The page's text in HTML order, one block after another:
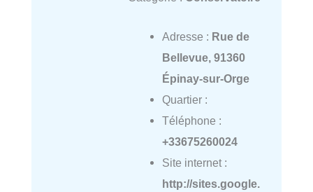
Adresse : Rue de
Bellevue, 91360
Épinay-sur-Orge
Quartier :
Téléphone :
+33675260024
Site internet :
http://sites.google.